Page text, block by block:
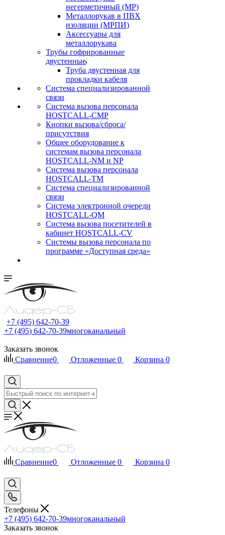
негерметичный (МР)
Металлорукав в ПВХ
изоляции (МРПИ)
Аксессуары для
металлорукава
Трубы гофрированные
двустенные
Труба двустенная для
прокладки кабеля
Система специализированной
связи
Cистема вызова персонала
HOSTCALL-CMP
Кнопки вызова/сброса/
присутствия
Общее оборудование к
системам вызова персонала
HOSTCALL-NM и NP
Система вызова персонала
HOSTCALL-TM
Система специализированной
связи
Система электронной очереди
HOSTCALL-QM
Cистема вызова посетителей в
кабинет HOSTCALL-CV
Системы вызова персонала по
программе «Доступная среда»
+7 (495) 642-70-39
+7 (495) 642-70-39многоканальный
Заказать звонок
Сравнение0 Отложенные 0 Корзина 0
Сравнение0 Отложенные 0 Корзина 0
Телефоны
+7 (495) 642-70-39многоканальный
Заказать звонок